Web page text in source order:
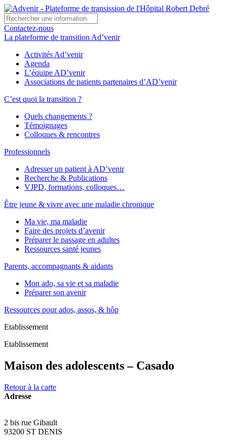
Contactez-nous
La plateforme de transition Ad’venir
Activités Ad’venir
Agenda
L’équipe AD’venir
Associations de patients partenaires d’AD’venir
C’est quoi la transition ?
Quels changements ?
Témoignages
Colloques & rencontres
Professionnels
Adresser un patient à AD’venir
Recherche & Publications
VJPD, formations, colloques…
Être jeune & vivre avec une maladie chronique
Ma vie, ma maladie
Faire des projets d’avenir
Préparer le passage en adultes
Ressources santé jeunes
Parents, accompagnants & aidants
Mon ado, sa vie et sa maladie
Préparer son avenir
Ressources pour ados, assos, & hôp
Etablissement
Etablissement
Maison des adolescents – Casado
Retour à la carte
Adresse
2 bis rue Gibault
93200 ST DENIS